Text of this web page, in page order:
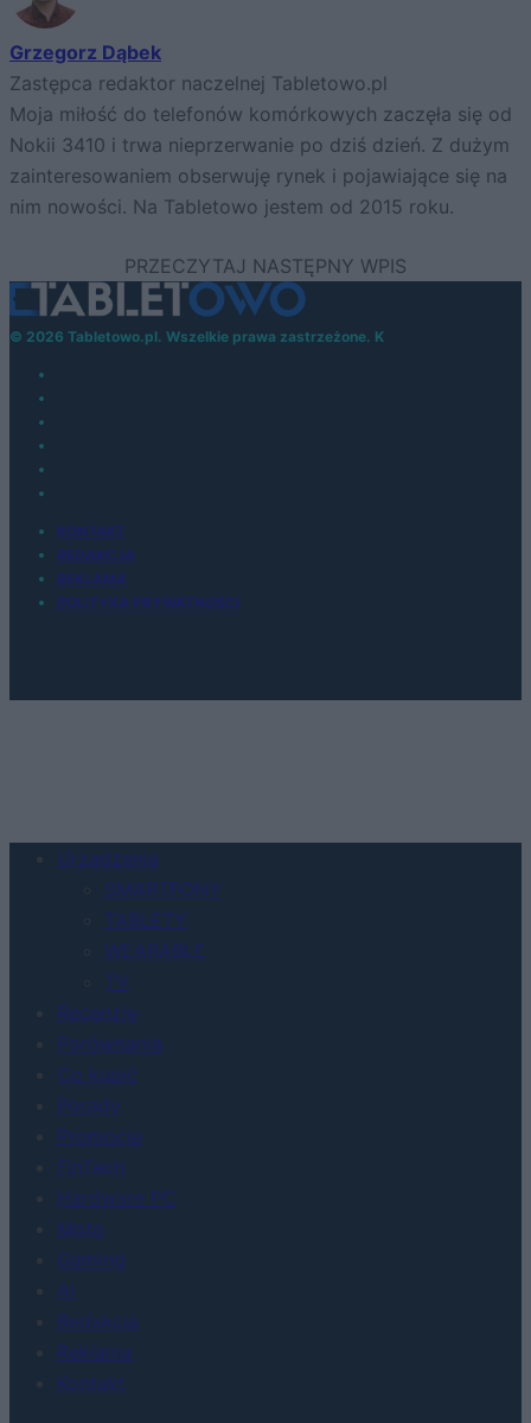
Grzegorz Dąbek
Zastępca redaktor naczelnej Tabletowo.pl
Moja miłość do telefonów komórkowych zaczęła się od
Nokii 3410 i trwa nieprzerwanie po dziś dzień. Z dużym
zainteresowaniem obserwuję rynek i pojawiające się na
nim nowości. Na Tabletowo jestem od 2015 roku.
© 2026 Tabletowo.pl. Wszelkie prawa zastrzeżone. K
KONTAKT
REDAKCJA
REKLAMA
POLITYKA PRYWATNOŚCI
Urządzenia
SMARTFONY
TABLETY
WEARABLE
TV
Recenzje
Porównania
Co kupić
Porady
Promocje
FinTech
Hardware PC
Moto
Gaming
AI
Redakcja
Reklama
Kontakt